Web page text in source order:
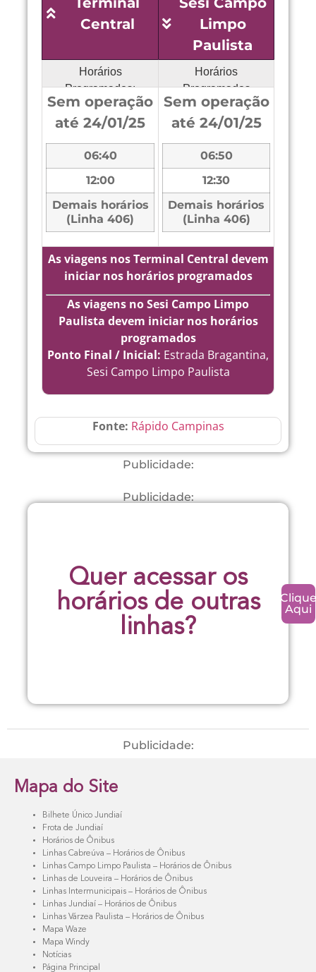
Central
Limpo
Paulista
Horários
Programados:
Horários
Programados
Sem operação
até 24/01/25
06:40
12:00
Demais horários
(Linha 406)
Sem operação
até 24/01/25
06:50
12:30
Demais horários
(Linha 406)
As viagens nos Terminal Central devem
iniciar nos horários programados
As viagens no Sesi Campo Limpo
Paulista devem iniciar nos horários
programados
Ponto Final / Inicial: Estrada Bragantina,
Sesi Campo Limpo Paulista
Fonte: Rápido Campinas
Publicidade:
Publicidade:
Quer acessar os
horários de outras
linhas?
Clique
Aqui
Publicidade:
Mapa do Site
Bilhete Único Jundiaí
Frota de Jundiaí
Horários de Ônibus
Linhas Cabreúva – Horários de Ônibus
Linhas Campo Limpo Paulista – Horários de Ônibus
Linhas de Louveira – Horários de Ônibus
Linhas Intermunicipais – Horários de Ônibus
Linhas Jundiaí – Horários de Ônibus
Linhas Várzea Paulista – Horários de Ônibus
Mapa Waze
Mapa Windy
Notícias
Página Principal